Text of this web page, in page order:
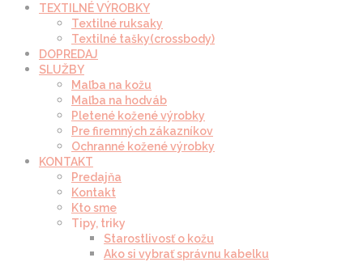
TEXTILNÉ VÝROBKY
Textilné ruksaky
Textilné tašky(crossbody)
DOPREDAJ
SLUŽBY
Maľba na kožu
Maľba na hodváb
Pletené kožené výrobky
Pre firemných zákazníkov
Ochranné kožené výrobky
KONTAKT
Predajňa
Kontakt
Kto sme
Tipy, triky
Starostlivosť o kožu
Ako si vybrať správnu kabelku